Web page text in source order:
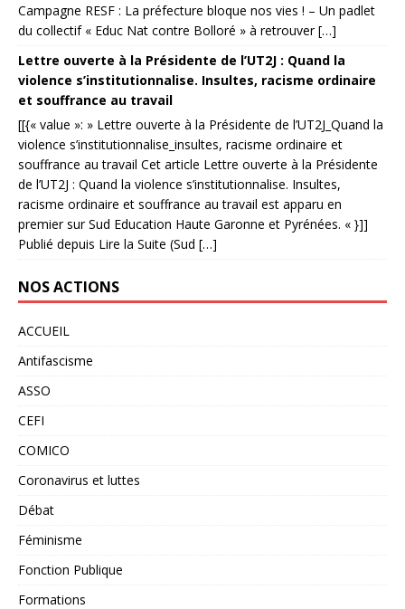
Campagne RESF : La préfecture bloque nos vies ! – Un padlet
du collectif « Educ Nat contre Bolloré » à retrouver […]
Lettre ouverte à la Présidente de l’UT2J : Quand la
violence s’institutionnalise. Insultes, racisme ordinaire
et souffrance au travail
[[{« value »: » Lettre ouverte à la Présidente de l’UT2J_Quand la
violence s’institutionnalise_insultes, racisme ordinaire et
souffrance au travail Cet article Lettre ouverte à la Présidente
de l’UT2J : Quand la violence s’institutionnalise. Insultes,
racisme ordinaire et souffrance au travail est apparu en
premier sur Sud Education Haute Garonne et Pyrénées. « }]]
Publié depuis Lire la Suite (Sud […]
NOS ACTIONS
ACCUEIL
Antifascisme
ASSO
CEFI
COMICO
Coronavirus et luttes
Débat
Féminisme
Fonction Publique
Formations